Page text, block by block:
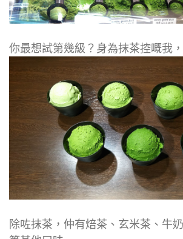
你最想試第幾級？身為抹茶控嘅我
除咗抹茶，仲有焙茶、玄米茶、牛